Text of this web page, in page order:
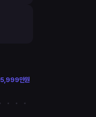
5,999만원